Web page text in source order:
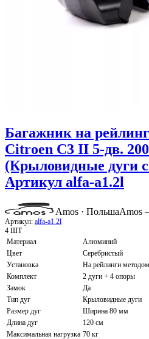
Багажник на
Citroen C3 II 5-дв.
(Крыловидные дуги
Артикул alfa-a1.2l
Amos · ПольшаAmos
Артикул: alfa-a1.2l
4 ШТ
Материал
Алюминий
Цвет
Серебристый
Установка
На рейлинги
Комплект
2 дуги + 4 опоры
Замок
Да
Тип дуг
Крыловидные дуги
Размер дуг
Ширина 80 мм
Длина дуг
120 см
Максимальная нагрузка 70 кг